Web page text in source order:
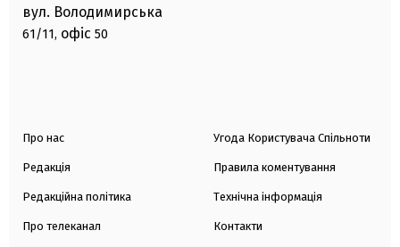
вул. Володимирська
61/11, офіс 50
Про нас
Редакція
Редакційна політика
Про телеканал
Угода Користувача Спільноти
Правила коментування
Технічна інформація
Контакти